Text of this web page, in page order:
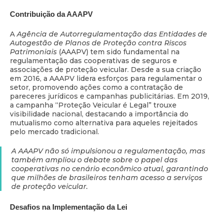
Contribuição da AAAPV
AAgência de Autorregulamentação das Entidades de
Autogestão de Planos de Proteção contra Riscos
Patrimoniais (AAAPV) tem sido fundamental na
regulamentação das cooperativas de seguros e
associações de proteção veicular. Desde a sua criação
em 2016, a AAAPV lidera esforços para regulamentar o
setor, promovendo ações como a contratação de
pareceres jurídicos e campanhas publicitárias. Em 2019,
a campanha “Proteção Veicular é Legal” trouxe
visibilidade nacional, destacando a importância do
mutualismo como alternativa para aqueles rejeitados
pelo mercado tradicional.
A AAAPV não só impulsionou a regulamentação, mas
também ampliou o debate sobre o papel das
cooperativas no cenário econômico atual, garantindo
que milhões de brasileiros tenham acesso a serviços
de proteção veicular.
Desafios na Implementação da Lei